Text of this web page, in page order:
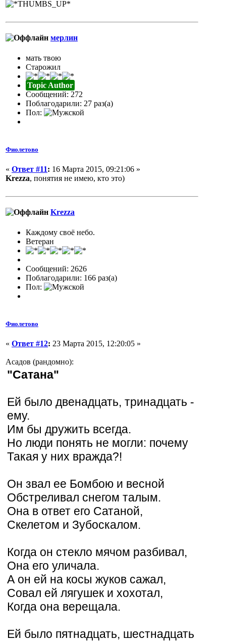
мерлин
мать твою
Старожил
Topic Author
Сообщений: 272
Поблагодарили: 27 раз(а)
Пол:
Фиолетово
« Ответ #11: 16 Марта 2015, 09:21:06 »
Krezza, понятия не имею, кто это)
Krezza
Каждому своё небо.
Ветеран
Сообщений: 2626
Поблагодарили: 166 раз(а)
Пол:
Фиолетово
« Ответ #12: 23 Марта 2015, 12:20:05 »
Асадов (рандомно):
"Сатана"
Ей было двенадцать, тринадцать -
ему.
Им бы дружить всегда.
Но люди понять не могли: почему
Такая у них вражда?!
Он звал ее Бомбою и весной
Обстреливал снегом талым.
Она в ответ его Сатаной,
Скелетом и Зубоскалом.
Когда он стекло мячом разбивал,
Она его уличала.
А он ей на косы жуков сажал,
Совал ей лягушек и хохотал,
Когда она верещала.
Ей было пятнадцать, шестнадцать